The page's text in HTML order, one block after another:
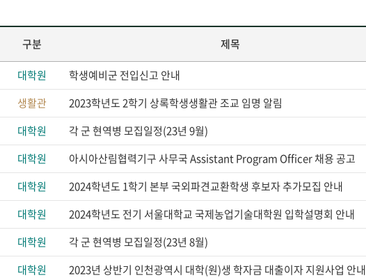
구분 제목
대학원 학생예비군 전입신고 안내
생활관 2023학년도 2학기 상록학생생활관 조교 임명 알림
대학원 각 군 현역병 모집일정(23년 9월)
대학원 아시아산림협력기구 사무국 Assistant Program Officer 채용 공고
대학원 2024학년도 1학기 본부 국외파견교환학생 후보자 추가모집 안내
대학원 2024학년도 전기 서울대학교 국제농업기술대학원 입학설명회 안내
대학원 각 군 현역병 모집일정(23년 8월)
대학원 2023년 상반기 인천광역시 대학(원)생 학자금 대출이자 지원사업 안내